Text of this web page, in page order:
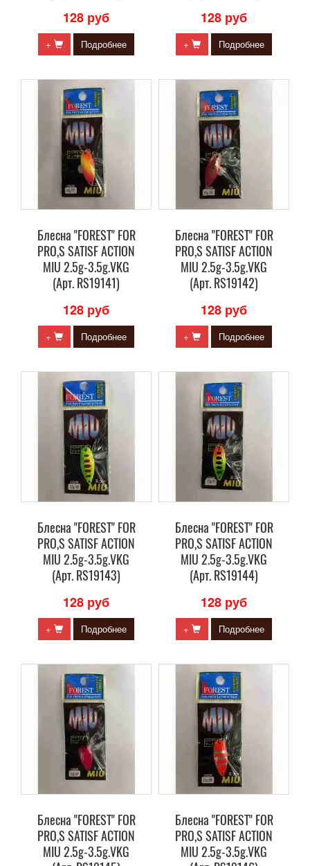
128 руб
+ Подробнее
128 руб
+ Подробнее
Блесна "FOREST" FOR
PRO,S SATISF ACTION
MIU 2.5g-3.5g.VKG
(Арт. RS19141)
128 руб
+ Подробнее
Блесна "FOREST" FOR
PRO,S SATISF ACTION
MIU 2.5g-3.5g.VKG
(Арт. RS19142)
128 руб
+ Подробнее
Блесна "FOREST" FOR
PRO,S SATISF ACTION
MIU 2.5g-3.5g.VKG
(Арт. RS19143)
128 руб
+ Подробнее
Блесна "FOREST" FOR
PRO,S SATISF ACTION
MIU 2.5g-3.5g.VKG
(Арт. RS19144)
128 руб
+ Подробнее
Блесна "FOREST" FOR
PRO,S SATISF ACTION
MIU 2.5g-3.5g.VKG
Блесна "FOREST" FOR
PRO,S SATISF ACTION
MIU 2.5g-3.5g.VKG